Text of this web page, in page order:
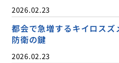
2026.02.23
都会で急増するキイロスズ
防衛の鍵
2026.02.23